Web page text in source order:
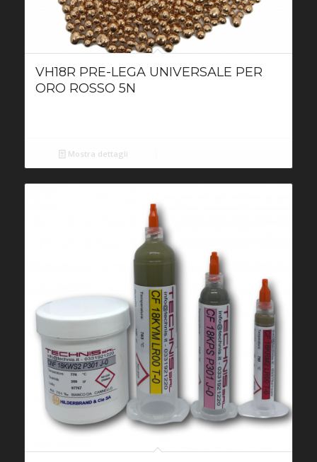
VH18R PRE-LEGA UNIVERSALE PER
ORO ROSSO 5N
Mostra dettagli